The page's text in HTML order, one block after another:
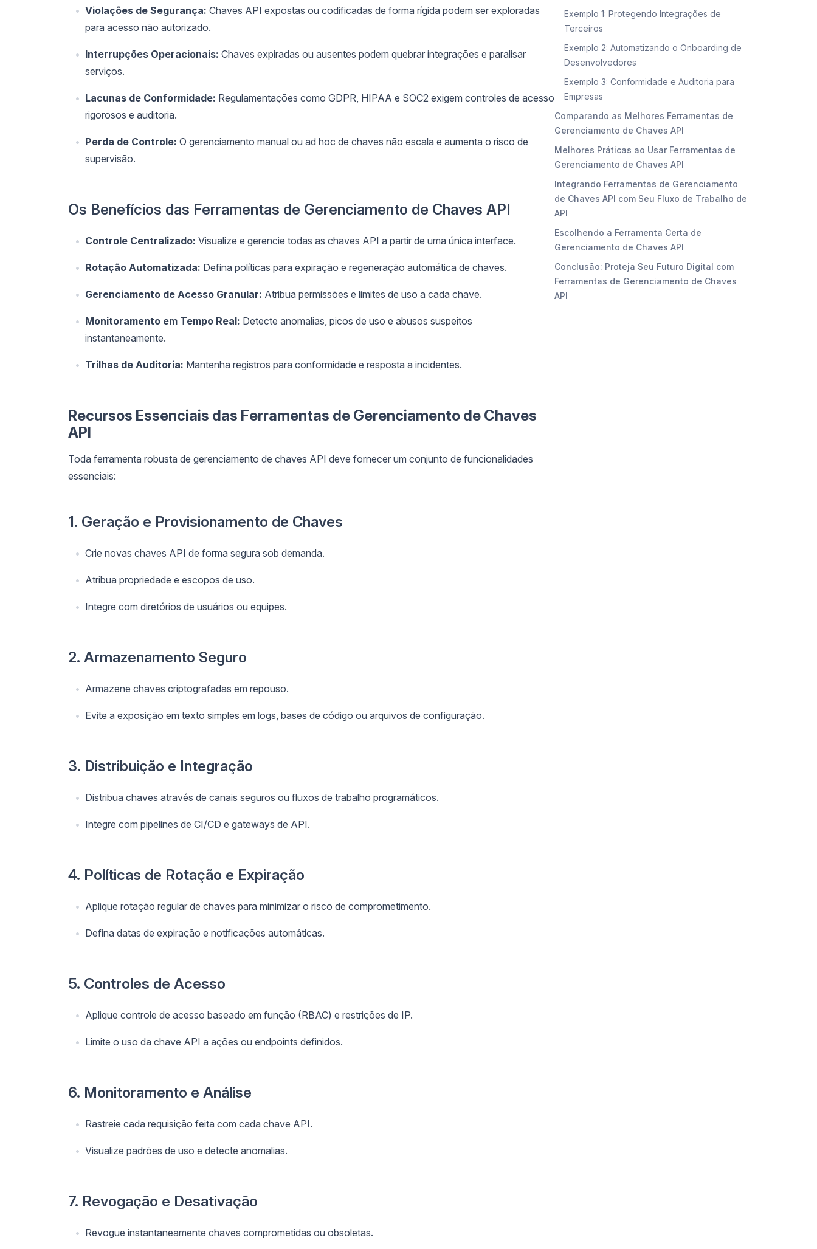
Violações de Segurança: Chaves API expostas ou codificadas de forma rígida podem ser exploradas
para acesso não autorizado.
Interrupções Operacionais: Chaves expiradas ou ausentes podem quebrar integrações e paralisar
serviços.
Lacunas de Conformidade: Regulamentações como GDPR, HIPAA e SOC2 exigem controles de acesso
rigorosos e auditoria.
Perda de Controle: O gerenciamento manual ou ad hoc de chaves não escala e aumenta o risco de
supervisão.
Os Benefícios das Ferramentas de Gerenciamento de Chaves API
Controle Centralizado: Visualize e gerencie todas as chaves API a partir de uma única interface.
Rotação Automatizada: Defina políticas para expiração e regeneração automática de chaves.
Gerenciamento de Acesso Granular: Atribua permissões e limites de uso a cada chave.
Monitoramento em Tempo Real: Detecte anomalias, picos de uso e abusos suspeitos
instantaneamente.
Trilhas de Auditoria: Mantenha registros para conformidade e resposta a incidentes.
Recursos Essenciais das Ferramentas de Gerenciamento de Chaves
API
Toda ferramenta robusta de gerenciamento de chaves API deve fornecer um conjunto de funcionalidades
essenciais:
1. Geração e Provisionamento de Chaves
Crie novas chaves API de forma segura sob demanda.
Atribua propriedade e escopos de uso.
Integre com diretórios de usuários ou equipes.
2. Armazenamento Seguro
Armazene chaves criptografadas em repouso.
Evite a exposição em texto simples em logs, bases de código ou arquivos de configuração.
3. Distribuição e Integração
Distribua chaves através de canais seguros ou fluxos de trabalho programáticos.
Integre com pipelines de CI/CD e gateways de API.
4. Políticas de Rotação e Expiração
Aplique rotação regular de chaves para minimizar o risco de comprometimento.
Defina datas de expiração e notificações automáticas.
5. Controles de Acesso
Aplique controle de acesso baseado em função (RBAC) e restrições de IP.
Limite o uso da chave API a ações ou endpoints definidos.
6. Monitoramento e Análise
Rastreie cada requisição feita com cada chave API.
Visualize padrões de uso e detecte anomalias.
7. Revogação e Desativação
Revogue instantaneamente chaves comprometidas ou obsoletas.
Exemplo 1: Protegendo Integrações de
Terceiros
Exemplo 2: Automatizando o Onboarding de
Desenvolvedores
Exemplo 3: Conformidade e Auditoria para
Empresas
Comparando as Melhores Ferramentas de
Gerenciamento de Chaves API
Melhores Práticas ao Usar Ferramentas de
Gerenciamento de Chaves API
Integrando Ferramentas de Gerenciamento
de Chaves API com Seu Fluxo de Trabalho de
API
Escolhendo a Ferramenta Certa de
Gerenciamento de Chaves API
Conclusão: Proteja Seu Futuro Digital com
Ferramentas de Gerenciamento de Chaves
API